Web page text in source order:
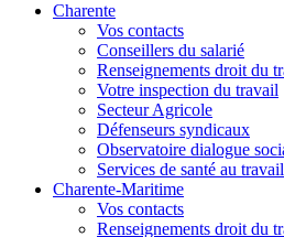
Charente
Vos contacts
Conseillers du salarié
Renseignements droit du
Votre inspection du travail
Secteur Agricole
Défenseurs syndicaux
Observatoire dialogue
Services de santé au travail
Charente-Maritime
Vos contacts
Renseignements droit du